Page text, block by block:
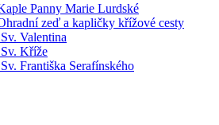
Panny Marie Lurdské
zeď a kapličky křížové cesty
Valentina
Kříže
Františka Serafínského